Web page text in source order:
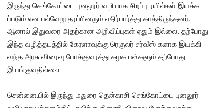
இருந்து செங்கோட்டை புனலூர் வழியாக சிறப்பு ரயில்கள் இயக்க
ப்படும் என பல்வேறு தரப்பினரும் எதிர்பார்த்து காத்திருந்தனர்.
ஆனால் இதுவரை அதற்கான அறிவிப்புகள் ஏதும் இல்லை. தற்போது
இந்த வழித்தடத்தில் கேரளாவுக்கு ரெகுலர் சர்வீஸ் களாக இயக்கி
வந்த அரசு விரைவு போக்குவரத்து கழக பஸ்களும் தற்போது
இயங்குவதில்லை
சென்னையில் இருந்து மதுரை தென்காசி செங்கோட்டை புனலூர்